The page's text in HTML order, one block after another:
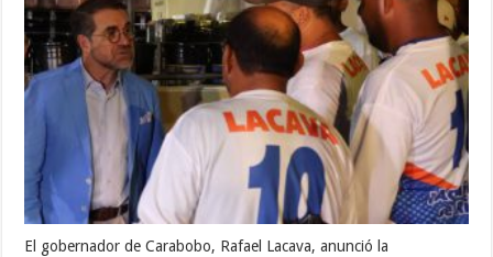
El gobernador de Carabobo, Rafael Lacava, anunció la